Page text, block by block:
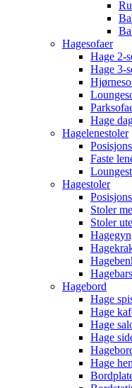
Hagesofaer
Hage 2-
Hage 3-
Hage
Hagelenestoler
Faste
Hagestoler
Stoler
Stoler
Hagebord
Hage
Hage
Hage
Hage
Hage